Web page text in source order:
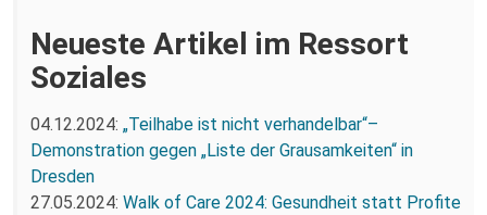
Neueste Artikel im Ressort
Soziales
04.12.2024: „Teilhabe ist nicht verhandelbar“–
Demonstration gegen „Liste der Grausamkeiten“ in
Dresden
27.05.2024: Walk of Care 2024: Gesundheit statt Profite